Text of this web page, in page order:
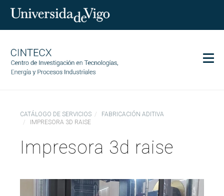
Investigación
Servicios
Comunicación
CATÁLOGO DE SERVICIOS
FABRICACIÓN ADITIVA
IMPRESORA 3D RAISE
Impresora 3d raise